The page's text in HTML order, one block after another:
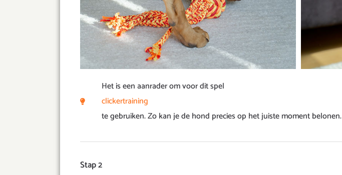
Het is een aanrader om voor dit spel
clickertraining
te gebruiken. Zo kan je de hond precies op het juiste moment belonen.
Stap 2